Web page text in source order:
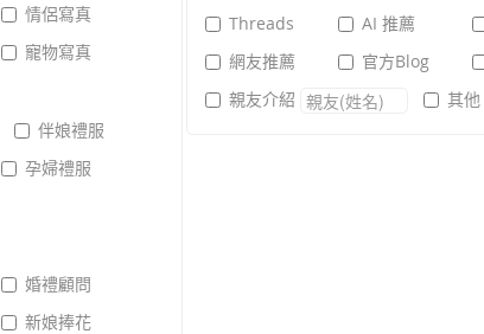
情侶寫真
寵物寫真
伴娘禮服
孕婦禮服
婚禮顧問
新娘捧花
Threads
AI 推薦
網友推薦
官方Blog
親友介紹
其他